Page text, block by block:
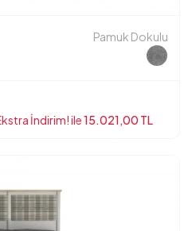
Pamuk Dokulu
İndirim! ile15.021,00 TL